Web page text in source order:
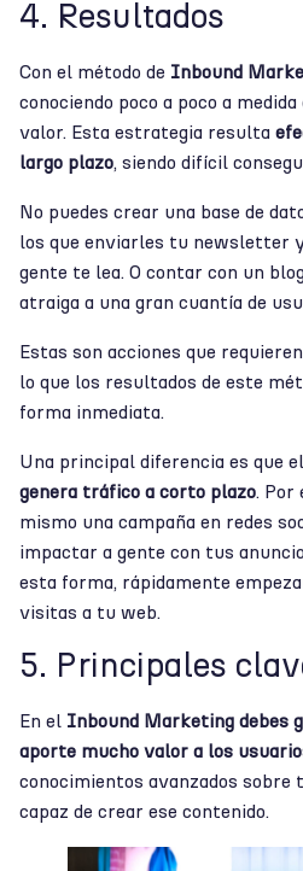
4. Resultados
Con el método de Inbound
conociendo poco a poco a
valor. Esta estrategia resulta
largo plazo, siendo difícil
No puedes crear una base de
los que enviarles tu newsletter
gente te lea. O contar con un
atraiga a una gran cuantía de
Estas son acciones que
lo que los resultados de este
forma inmediata.
Una principal diferencia es que el
genera tráfico a corto plazo. Por
mismo una campaña en redes
impactar a gente con tus
esta forma, rápidamente
visitas a tu web.
5. Principales
En el Inbound Marketing debes
aporte mucho valor a los
conocimientos avanzados sobre
capaz de crear ese contenido.